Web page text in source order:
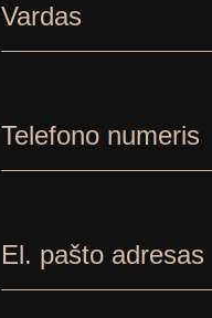
Vardas
Telefono numeris
El. pašto adresas